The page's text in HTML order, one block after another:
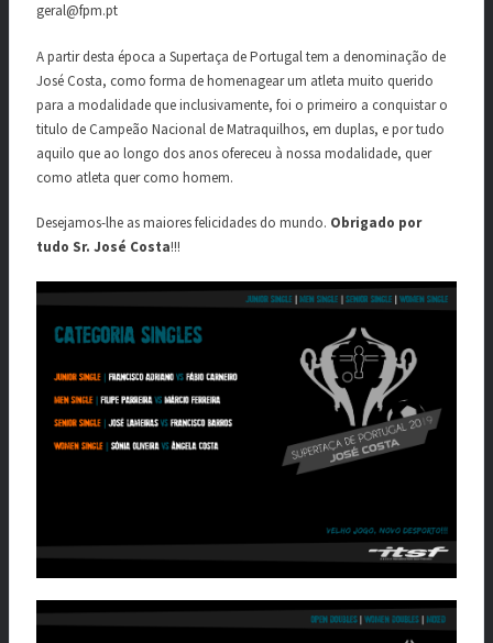
geral@fpm.pt
A partir desta época a Supertaça de Portugal tem a denominação de
José Costa, como forma de homenagear um atleta muito querido
para a modalidade que inclusivamente, foi o primeiro a conquistar o
titulo de Campeão Nacional de Matraquilhos, em duplas, e por tudo
aquilo que ao longo dos anos ofereceu à nossa modalidade, quer
como atleta quer como homem.
Desejamos-lhe as maiores felicidades do mundo. Obrigado por
tudo Sr. José Costa!!!